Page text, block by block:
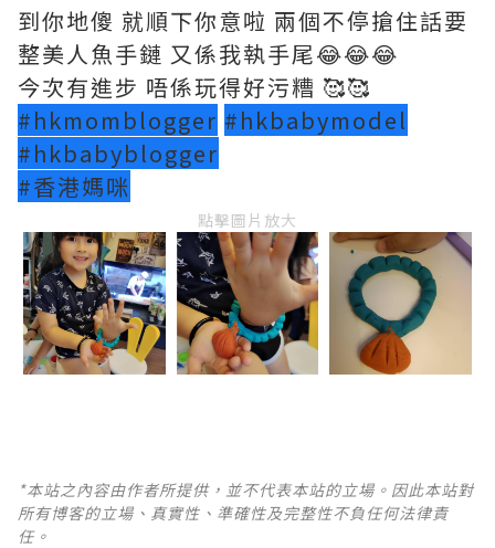
到你地傻 就順下你意啦 兩個不停搶住話要
整美人魚手鏈 又係我執手尾😂😂😂
今次有進步 唔係玩得好污糟 🥰🥰
#hkmomblogger #hkbabymodel
#hkbabyblogger
#香港媽咪
點擊圖片放大
*本站之內容由作者所提供，並不代表本站的立場。因此本站對
所有博客的立場、真實性、準確性及完整性不負任何法律責
任。